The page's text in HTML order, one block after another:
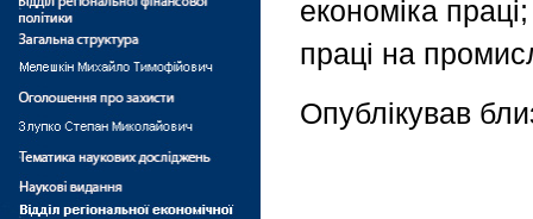
економіка
праці на
Опублікував